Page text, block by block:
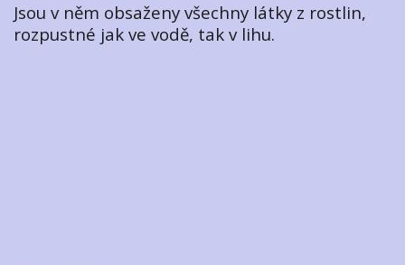
Jsou v něm obsaženy všechny látky z rostlin,
rozpustné jak ve vodě, tak v lihu.